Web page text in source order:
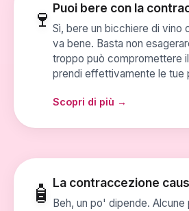
🍷 Puoi bere con la
Sì, bere un bicchiere di vino
va bene. Basta non
troppo può compromettere
prendi effettivamente le tue
Scopri di più →
🧴 La contraccezione
Beh, un po' dipende. Alcune